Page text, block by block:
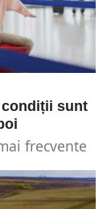
sunt
frecvente